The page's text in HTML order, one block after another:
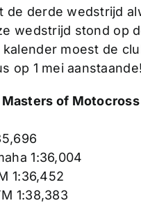
de derde wedstrijd
wedstrijd stond op
kalender moest de
op 1 mei aanstaande!
of
1:36,004
1:36,452
1:38,383